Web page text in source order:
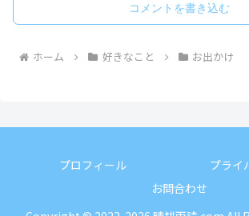
コメントを書き込む
ホーム 好きなこと お出かけ
プロフィール
プライ
お問合わせ